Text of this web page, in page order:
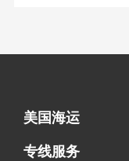
美国海运
海运拼柜
海运整柜
美国海卡
加拿大海运
专线服务